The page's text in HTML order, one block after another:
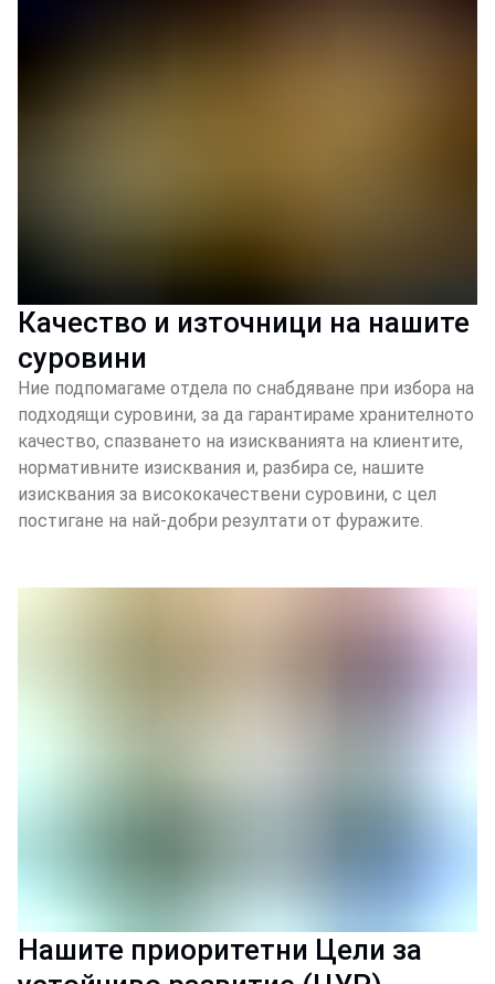
Качество и източници на нашите
суровини
Ние подпомагаме отдела по снабдяване при избора на
подходящи суровини, за да гарантираме хранителното
качество, спазването на изискванията на клиентите,
нормативните изисквания и, разбира се, нашите
изисквания за висококачествени суровини, с цел
постигане на най-добри резултати от фуражите.
Нашите приоритетни Цели за